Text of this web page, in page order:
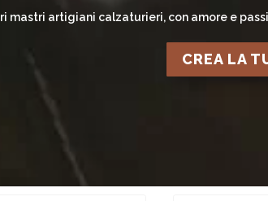
mastri artigiani calzaturieri, con amore e
CREA LA